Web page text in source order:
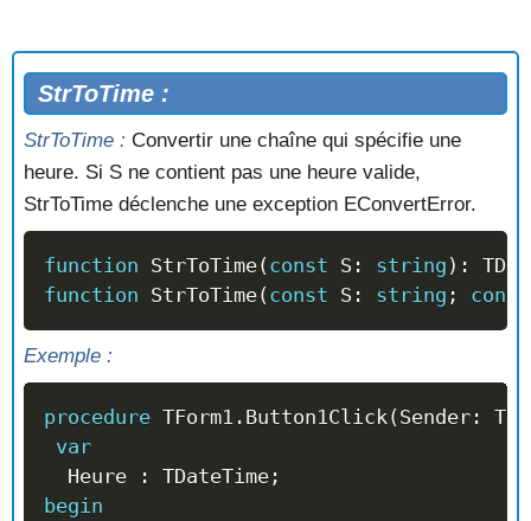
StrToTime :
StrToTime : Convertir une chaîne qui spécifie une
heure. Si S ne contient pas une heure valide,
StrToTime déclenche une exception EConvertError.
function StrToTime(const S : string ) :
function StrToTime(const S : string ; const
Exemple :
procedure TForm1 . Button1Click (Sender :
var
  Heure
: TDateTime ;
begin